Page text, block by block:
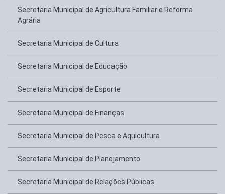
Secretaria Municipal de Agricultura Familiar e Reforma
Agrária
Secretaria Municipal de Cultura
Secretaria Municipal de Educação
Secretaria Municipal de Esporte
Secretaria Municipal de Finanças
Secretaria Municipal de Pesca e Aquicultura
Secretaria Municipal de Planejamento
Secretaria Municipal de Relações Públicas